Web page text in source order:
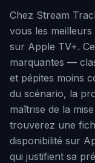
Chez Stream
vous les
sur Apple TV+.
marquantes —
et pépites moins
du scénario, la
maîtrise de la
trouverez une
disponibilité sur
qui justifient sa